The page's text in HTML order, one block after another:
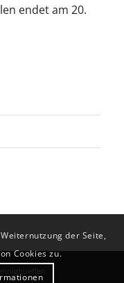
endet am 20.
der Seite,
Cookies zu.